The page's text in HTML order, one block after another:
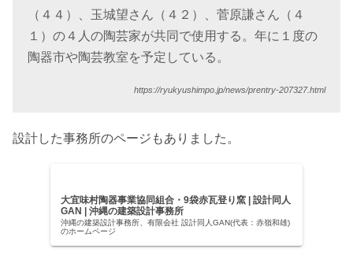
（４４）、玉城望さん（４２）、菅原謙さん（４
１）の４人の陶芸家が共同で使用する。年に１度の
陶器市や陶芸教室を予定している。
https://ryukyushimpo.jp/news/prentry-207327.html
設計した事務所のページもありました。
大宜味村陶器事業協同組合・9袋赤瓦登り窯 | 設計同人
GAN | 沖縄の建築設計事務所
沖縄の建築設計事務所、有限会社 設計同人GAN(代表：赤嶺和雄)
のホームページ